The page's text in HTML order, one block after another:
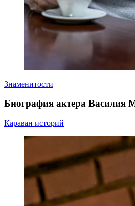
Знаменитости
Биография актера Василия
Караван историй